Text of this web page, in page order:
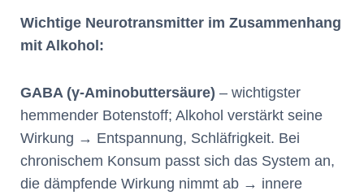
Wichtige Neurotransmitter im Zusammenhang
mit Alkohol:
GABA (γ-Aminobuttersäure) – wichtigster
hemmender Botenstoff; Alkohol verstärkt seine
Wirkung → Entspannung, Schläfrigkeit. Bei
chronischem Konsum passt sich das System an,
die dämpfende Wirkung nimmt ab → innere